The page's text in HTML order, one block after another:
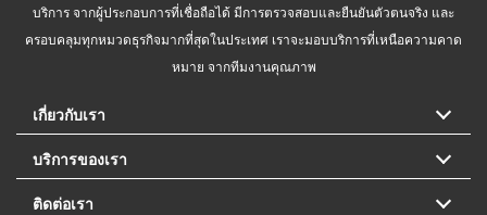
บริการ จากผู้ประกอบการที่เชื่อถือได้ มีการตรวจสอบและยืนยันตัวตนจริง และ
ครอบคลุมทุกหมวดธุรกิจมากที่สุดในประเทศ เราจะมอบบริการที่เหนือความคาด
หมาย จากทีมงานคุณภาพ
เกี่ยวกับเรา
บริการของเรา
ติดต่อเรา